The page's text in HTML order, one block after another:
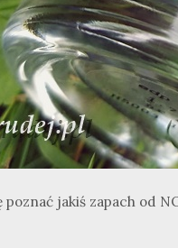
poznać jakiś zapach od